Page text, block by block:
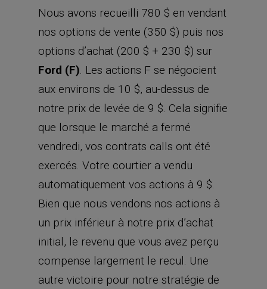
Nous avons recueilli 780 $ en vendant
nos options de vente (350 $) puis nos
options d’achat (200 $ + 230 $) sur
Ford (F). Les actions F se négocient
aux environs de 10 $, au-dessus de
notre prix de levée de 9 $. Cela signifie
que lorsque le marché a fermé
vendredi, vos contrats calls ont été
exercés. Votre courtier a vendu
automatiquement vos actions à 9 $.
Bien que nous vendons nos actions à
un prix inférieur à notre prix d’achat
initial, le revenu que vous avez perçu
compense largement le recul. Une
autre victoire pour notre stratégie de